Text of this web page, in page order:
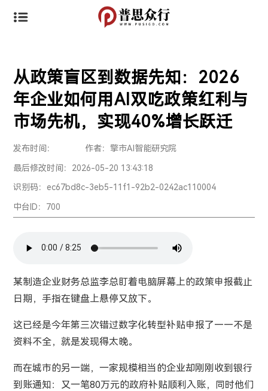
从政策盲区到数据先知：2026
年企业如何用AI双吃政策红利与
市场先机，实现40%增长跃迁
发布时间： 作者：擎市AI智能研究院
最后修改时间：2026-05-20 13:43:18
识别码：ec67bd8c-3eb5-11f1-92b2-0242ac110004
中台ID：700
某制造企业财务总监李总盯着电脑屏幕上的政策申报截止
日期，手指在键盘上悬停又放下。
这已经是今年第三次错过数字化转型补贴申报了——不是
资料不全，就是发现得太晚。
而在城市的另一端，一家规模相当的企业却刚刚收到银行
到账通知：又一笔80万元的政府补贴顺利入账，同时他们